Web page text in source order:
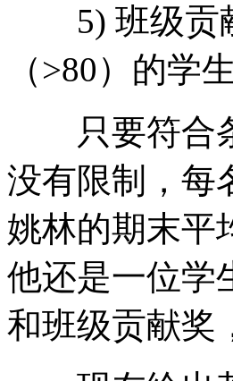
5) 班级贡献
（>80）的学
只要符合条
没有限制，每
姚林的期末平
他还是一位学
和班级贡献奖